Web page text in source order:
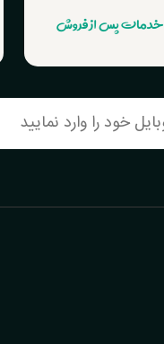
خدمات پس از فروش